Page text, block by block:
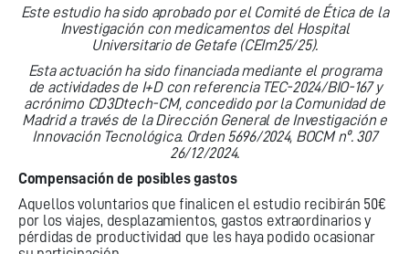
Este estudio ha sido aprobado por el Comité de Ética de la
Investigación con medicamentos del Hospital
Universitario de Getafe (CEIm25/25).
Esta actuación ha sido financiada mediante el programa
de actividades de I+D con referencia TEC-2024/BIO-167 y
acrónimo CD3Dtech-CM, concedido por la Comunidad de
Madrid a través de la Dirección General de Investigación e
Innovación Tecnológica. Orden 5696/2024, BOCM nº. 307
26/12/2024.
Compensación de posibles gastos
Aquellos voluntarios que finalicen el estudio recibirán 50€
por los viajes, desplazamientos, gastos extraordinarios y
pérdidas de productividad que les haya podido ocasionar